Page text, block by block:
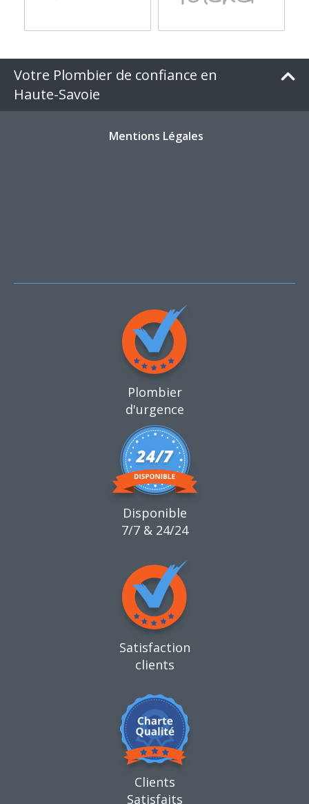
Votre Plombier de confiance en
Haute-Savoie
Mentions Légales
Plombier
d'urgence
Disponible
7/7 & 24/24
Satisfaction
clients
Clients
Satisfaits